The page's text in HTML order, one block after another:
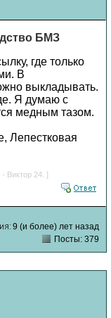
БМЗ
где только
В
выкладывать.
Я думаю с
медным тазом.
Лепестковая
Виктор 24. ]
9 (и более) лет назад
Посты: 379